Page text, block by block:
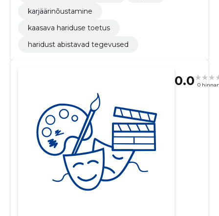
karjäärinõustamine
kaasava hariduse toetus
haridust abistavad tegevused
0.0 0